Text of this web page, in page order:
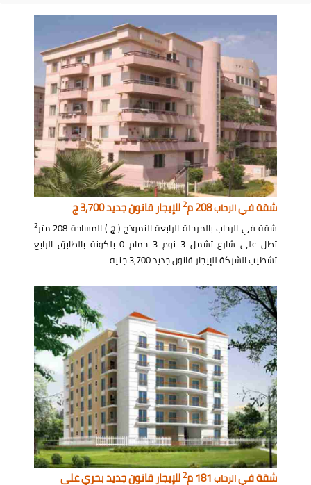
شقة فيالرحاب208 م 2للإيجار قانون جديد 3,700 ج
شقة في الرحاب بالمرحلة الرابعة النموذج (ج ) المساحة 208 متر 2
تطل على شارع تشمل 3 نوم 3 حمام 0 بلكونة بالطابق الرابع
تشطيب الشركة للإيجار قانون جديد 3,700 جنيه
شقة فيالرحاب 2للإيجار قانون جديد بحري على